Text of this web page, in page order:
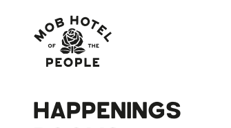
HAPPENINGS